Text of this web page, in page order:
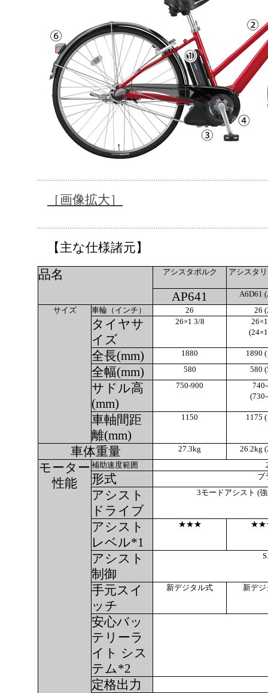
［画像拡大］
【主な仕様諸元】
品名 アシスタポルク アシスタ
AP641
A6D61
サイズ
車輪（インチ） 26 26
タイヤサ
イズ
26×1 3/8
全長(mm) 1880 1890
全幅(mm) 580 580
サドル高
(mm)
750-900
車軸間距
離(mm)
1150 1175
車体重量 27.3kg 26.2kg
モーター
性能
補助速度範囲
形式 ブ
アシスト
ドライブ
3モードアシスト (
アシスト
レベル*1
★★★
アシスト
制御
手元スイ
ッチ
新デジタル式 新デ
安心バッ
テリーラ
イト シス
テム*2
定格出力